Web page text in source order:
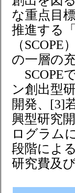
な重点目
推進する
（
の一層の
SCOPE
ン創出型
開発、[3]
興型研究
ログラム
段階によ
研究費及